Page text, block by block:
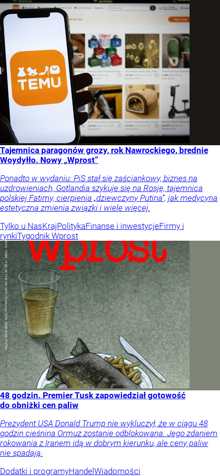
Tajemnica paragonów grozy, rok Nawrockiego, brednie
Woydyłło. Nowy „Wprost”
Ponadto w wydaniu: PiS stał się zaściankowy, biznes na
uzdrowieniach, Gotlandia szykuje się na Rosję, tajemnica
polskiej Fatimy, cierpienia „dziewczyny Putina”, jak medycyna
estetyczna zmienia związki i wiele więcej.
Tylko u NasKrajPolitykaFinanse i inwestycjeFirmy i
rynkiTygodnik Wprost
48 godzin. Premier Tusk zapowiedział gotowość
do obniżki cen paliw
Prezydent USA Donald Trump nie wykluczył, że w ciągu 48
godzin cieśnina Ormuz zostanie odblokowana. Jego zdaniem
rokowania z Iranem idą w dobrym kierunku, ale ceny paliw
nie spadają.
Dodatki i programyHandel Wiadomości